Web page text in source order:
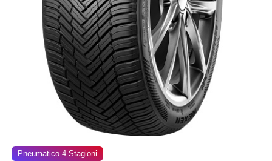
Pneumatico 4 Stagioni